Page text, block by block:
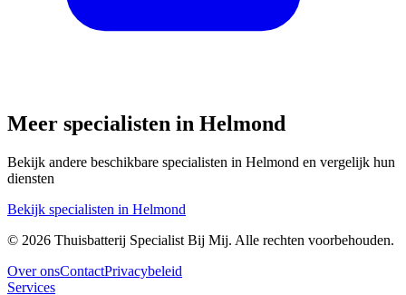
Meer specialisten in Helmond
Bekijk andere beschikbare specialisten in Helmond en vergelijk hun
diensten
Bekijk specialisten in Helmond
© 2026 Thuisbatterij Specialist Bij Mij. Alle rechten voorbehouden.
Over onsContactPrivacybeleid
Services